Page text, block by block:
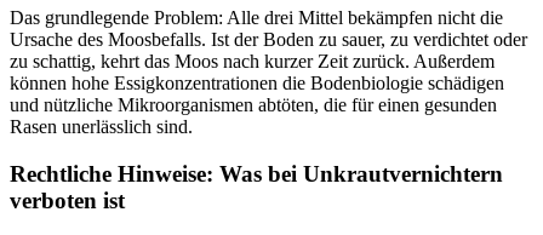
Das grundlegende Problem: Alle drei Mittel bekämpfen nicht die
Ursache des Moosbefalls. Ist der Boden zu sauer, zu verdichtet oder
zu schattig, kehrt das Moos nach kurzer Zeit zurück. Außerdem
können hohe Essigkonzentrationen die Bodenbiologie schädigen
und nützliche Mikroorganismen abtöten, die für einen gesunden
Rasen unerlässlich sind.
Rechtliche Hinweise: Was bei Unkrautvernichtern
verboten ist